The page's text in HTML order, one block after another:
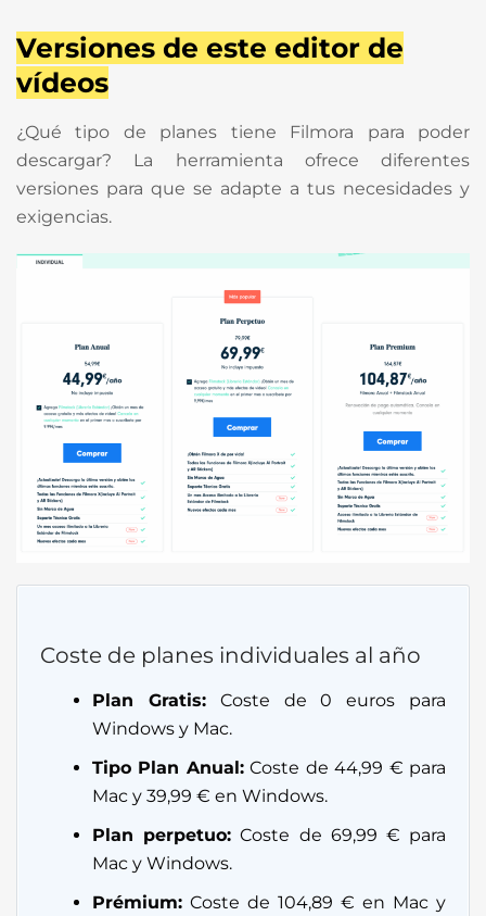
Versiones de este editor de
vídeos
¿Qué tipo de planes tiene Filmora para poder
descargar? La herramienta ofrece diferentes
versiones para que se adapte a tus necesidades y
exigencias.
Coste de planes individuales al año
Plan Gratis:Coste de 0 euros para
Windows y Mac.
Tipo Plan Anual:Coste de 44,99 € para
Mac y 39,99 € en Windows.
Plan perpetuo: Coste de 69,99 € para
Mac y Windows.
Prémium: Coste de 104,89 € en Mac y